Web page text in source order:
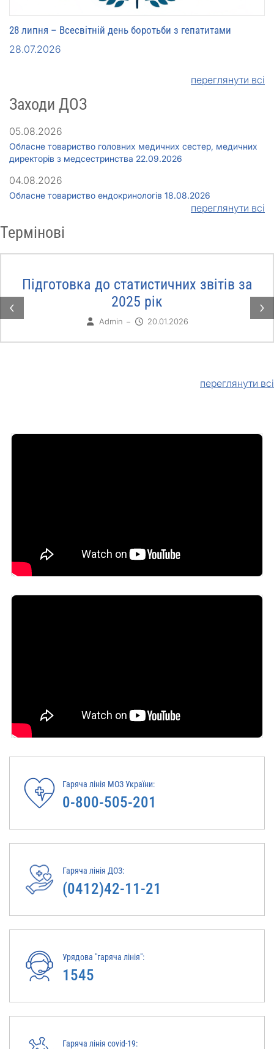
28 липня – Всесвітній день боротьби з гепатитами
28.07.2026
переглянути всі
Заходи ДОЗ
05.08.2026
Обласне товариство головних медичних сестер, медичних
директорів з медсестринства 22.09.2026
04.08.2026
Обласне товариство ендокринологів 18.08.2026
переглянути всі
Термінові
Підготовка до статистичних звітів за
2025 рік
Admin – 20.01.2026
‹ ›
переглянути всі
Гаряча лінія МОЗ України:
0-800-505-201
Гаряча лінія ДОЗ:
(0412)42-11-21
Урядова "гаряча лінія":
1545
Гаряча лінія covid-19: